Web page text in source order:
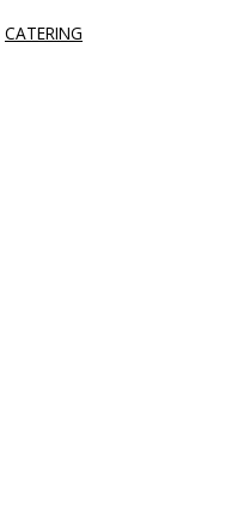
CATERING